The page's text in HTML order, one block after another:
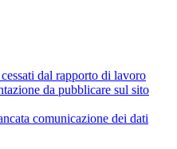
dal rapporto di lavoro
da pubblicare sul sito
comunicazione dei dati